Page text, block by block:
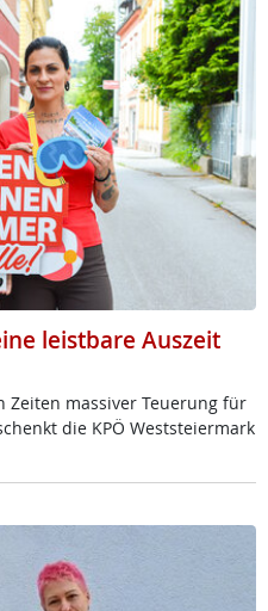
leistbare Auszeit
Zei­ten mas­si­ver Teue­rung für
die KPÖ West­s­tei­er­mark